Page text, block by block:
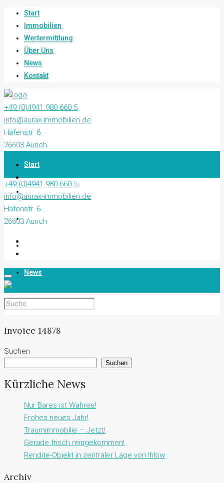
Start
Immobilien
Wertermittlung
Über Uns
News
Kontakt
+49 (0)4941 980 660 5
info@aurax-immobilien.de
Hafenstr. 6
26603 Aurich
Start
Wertermittlung
News
Kontakt
+49 (0)4941 980 660 5
info@aurax-immobilien.de
Hafenstr. 6
26603 Aurich
Invoice 14878
Suchen
Suchen
Kürzliche News
Nur Bares ist Wahres!
Frohes neues Jahr!
Traumimmobilie – Jetzt!
Gerade frisch reingekommen!
Rendite-Objekt in zentraler Lage von Ihlow
Archiv